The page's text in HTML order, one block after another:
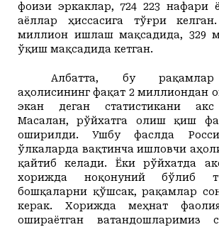
фоизи эркаклар, 724 223 нафари
аёллар ҳиссасига тўғри
миллион ишлаш мақсадида, 329
ўқиш мақсадида кетган.
Албатта, бу рақамлар
аҳолисининг фақат 2 миллиондан
экан деган статистикани акс
Масалан, рўйхатга олиш қиш
оширилди. Ушбу фаслда
ўлкаларда вақтинча ишловчи
қайтиб келади. Ёки рўйхатда
хорижда ноқонуний бўлиб
бошқаларни қўшсак, рақамлар
керак. Хорижда меҳнат
ошираётган ватандошларимиз